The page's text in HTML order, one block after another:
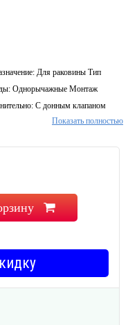
Для раковины Тип
Однорычажные Монтаж
С донным клапаном
керамический регулятор
M10x1 Комплект поставки Ferro
монтажа гарантийный талон
Показать полностью